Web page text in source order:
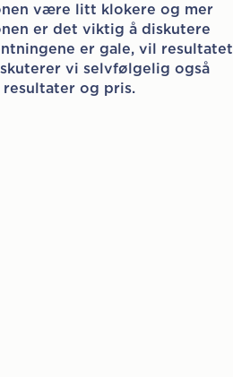
være litt klokere og mer
er det viktig å diskutere
er gale, vil resultatet
vi selvfølgelig også
og pris.